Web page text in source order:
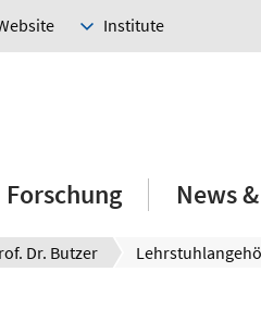
Institute
Forschung News
Dr. Butzer